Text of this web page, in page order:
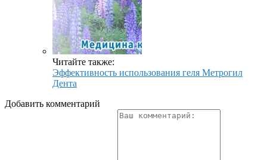
Читайте также:
Эффективность использования геля Метрогил
Дента
Добавить комментарий